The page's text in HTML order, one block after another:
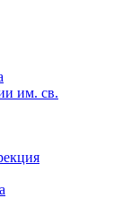
им. св.